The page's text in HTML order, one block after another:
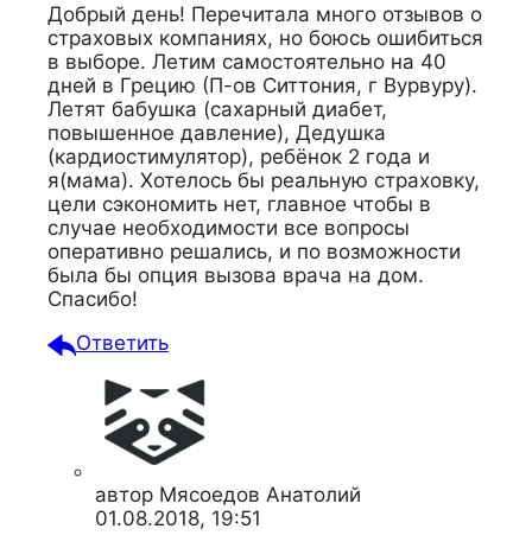
Добрый день! Перечитала много отзывов о
страховых компаниях, но боюсь ошибиться
в выборе. Летим самостоятельно на 40
дней в Грецию (П-ов Ситтония, г Вурвуру).
Летят бабушка (сахарный диабет,
повышенное давление), Дедушка
(кардиостимулятор), ребёнок 2 года и
я(мама). Хотелось бы реальную страховку,
цели сэкономить нет, главное чтобы в
случае необходимости все вопросы
оперативно решались, и по возможности
была бы опция вызова врача на дом.
Спасибо!
Ответить
автор Мясоедов Анатолий
01.08.2018, 19:51